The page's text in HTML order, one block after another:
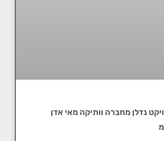
יד 2 לפרויקט נדלן מחברה וותיקה מאי אדן